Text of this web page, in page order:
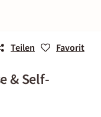
Teilen Favorit
& Self-